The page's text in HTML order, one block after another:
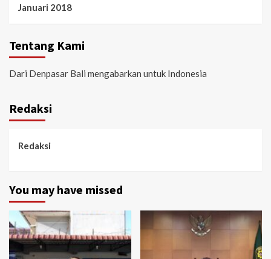
Januari 2018
Tentang Kami
Dari Denpasar Bali mengabarkan untuk Indonesia
Redaksi
Redaksi
You may have missed